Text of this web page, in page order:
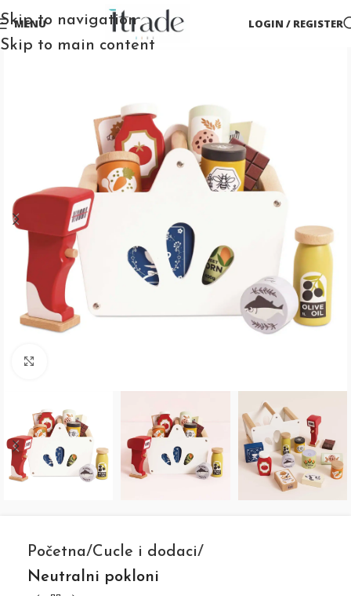
Skip to navigation
Skip to main content
MENU LOGIN / REGISTER
Početna Cucle i dodaci
Neutralni pokloni